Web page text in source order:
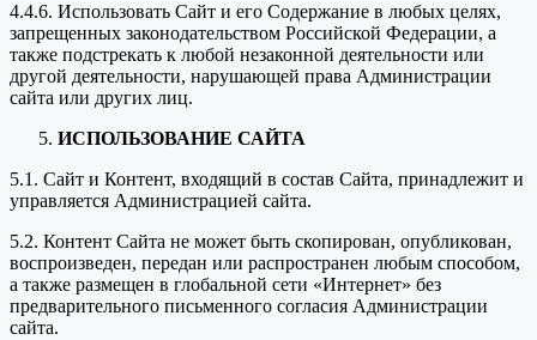
4.4.6. Использовать Сайт и его Содержание в любых целях,
запрещенных законодательством Российской Федерации, а
также подстрекать к любой незаконной деятельности или
другой деятельности, нарушающей права Администрации
сайта или других лиц.
ИСПОЛЬЗОВАНИЕ САЙТА
5.1. Сайт и Контент, входящий в состав Сайта, принадлежит и
управляется Администрацией сайта.
5.2. Контент Сайта не может быть скопирован, опубликован,
воспроизведен, передан или распространен любым способом,
а также размещен в глобальной сети «Интернет» без
предварительного письменного согласия Администрации
сайта.